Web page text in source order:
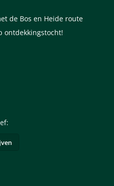
de Bos en Heide route
ontdekkingstocht!